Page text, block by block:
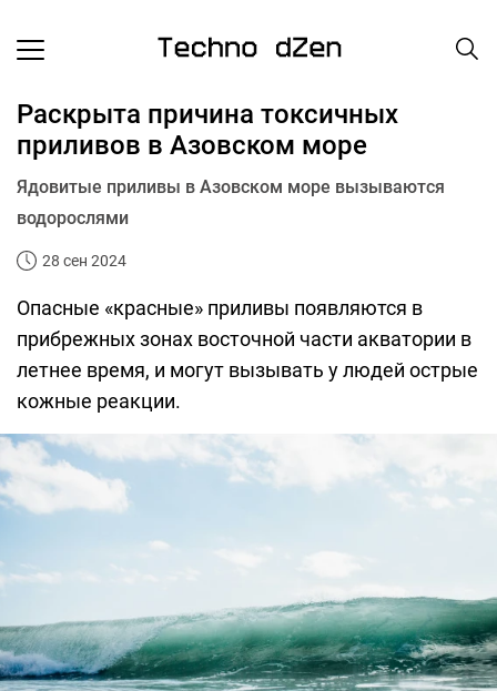
Раскрыта причина токсичных
приливов в Азовском море
Ядовитые приливы в Азовском море вызываются
водорослями
28 сен 2024
Опасные «красные» приливы появляются в
прибрежных зонах восточной части акватории в
летнее время, и могут вызывать у людей острые
кожные реакции.